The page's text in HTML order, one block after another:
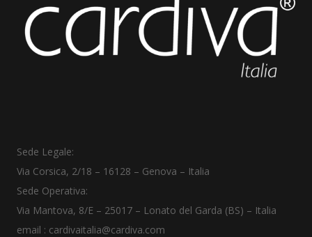
Sede Legale:
Via Corsica, 2/18 – 16128 – Genova – Italia
Sede Operativa:
Via Mantova, 8/E – 25017 – Lonato del Garda (BS) – Italia
email : cardivaitalia@cardiva.com